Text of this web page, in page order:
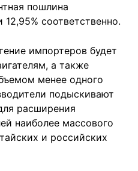
пошлина
соответственно.
импортеров будет
а также
менее одного
подыскивают
расширения
наиболее массового
и российских